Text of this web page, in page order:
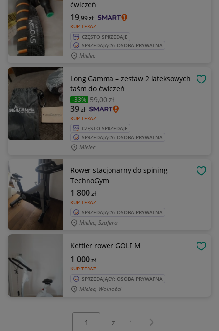
ćwiczeń
KUP TERAZ
19,99zł
CZĘSTO SPRZEDAJE
SPRZEDAJĄCY: OSOBA PRYWATNA
Mielec
Long Gamma – zestaw 2 lateksowych
taśm do ćwiczeń
-33% 59,00 zł
KUP TERAZ
39zł
CZĘSTO SPRZEDAJE
SPRZEDAJĄCY: OSOBA PRYWATNA
Mielec
Rower stacjonarny do spining
TechnoGym
KUP TERAZ
1 800zł
SPRZEDAJĄCY: OSOBA PRYWATNA
Mielec, Szafera
Kettler rower GOLF M
KUP TERAZ
1 000zł
SPRZEDAJĄCY: OSOBA PRYWATNA
Mielec, Wolności
z 1 Następna strona